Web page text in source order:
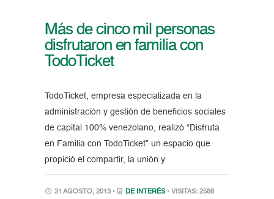
Más de cinco mil personas
disfrutaron en familia con
TodoTicket
TodoTicket, empresa especializada en la
administración y gestión de beneficios sociales
de capital 100% venezolano, realizó “Disfruta
en Familia con TodoTicket” un espacio que
propició el compartir, la unión y
21 AGOSTO, 2013 • DE INTERÉS • VISITAS: 2588